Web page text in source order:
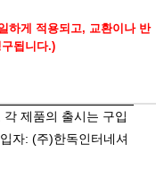
하게 적용되고, 교환이나 반
됩니다.)
제품의 출시는 구입
자: (주)한독인터네셔